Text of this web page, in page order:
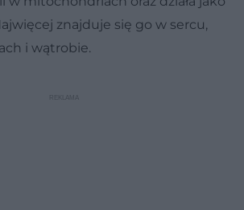
znajduje się go w sercu,
i wątrobie.